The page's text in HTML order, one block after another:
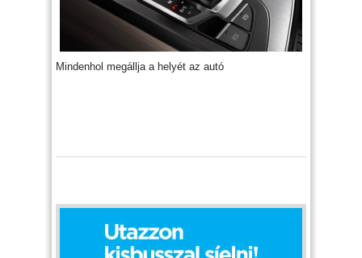
Mindenhol megállja a helyét az autó